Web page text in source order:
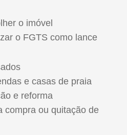
o imóvel
o FGTS como lance
e casas de praia
e reforma
compra ou quitação de